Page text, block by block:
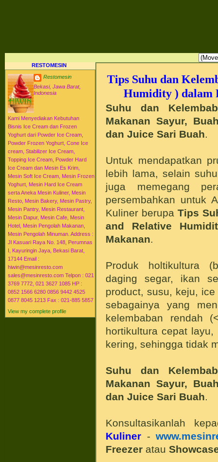
RESTOMESIN
Restomesin
Bekasi, Jawa Barat,
Indonesia
Kami Menyediakan Kebutuhan
Bisnis Ice Cream dan Frozen
Yoghurt dari Powder Ice Cream,
Powder Frozen Yoghurt, Cone Ice
cream, Stabilizer Ice Cream,
Topping Ice Cream, Powder Hard
Ice Cream dan Mesin Es Krim,
Mesin Soft Ice Cream, Mesin Frozen
Yoghurt, Mesin Hard Ice Cream
serta Aneka Mesin Kuliner, Mesin
Resto, Mesin Bakery, Mesin Pastry,
Mesin Pantry, Mesin Restaurant,
Mesin Dapur, Mesin Cafe, Mesin
Hotel, Mesin Pengolah Makanan,
Mesin Pengolah Minuman. Address :
Jl Kasuari Raya No. 148, Perumnas
I, Kayuringin Jaya, Bekasi Barat,
17144 Email :
hiwin@mesinresto.com
sales@mesinresto.com Telpon : 021
3769 7772, 021 3627 1085 HP :
0852 1566 6280 0856 9442 4525
0877 8045 1213 Fax : 021-885 5857
View my complete profile
Tips Suhu dan
Humidity ) dalam
Suhu dan
Makanan Sayur,
dan Juice Sari Buah
Untuk mendapatkan
lebih lama, selain
juga memegang
persembahkan untuk
Kuliner berupaTips
and Relative
Makanan
Produk holtikultura
daging segar, ikan
product, susu, keju,
sebagainya yang
kelembaban rendah
hortikultura cepat
kering, sehingga tidak
Suhu dan
Makanan Sayur,
dan Juice Sari Buah
Konsultasikanlah
Kuliner - www.mesin
Freezer atau